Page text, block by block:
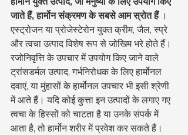
जाते हैं, हार्मोन संक्रमण के सबसे आम स्रोत हैं ।
एस्ट्रोजन या प्रोजेस्टेरोन युक्त क्रीम, जैल, स्प्रे
और त्वचा उत्पाद विशेष रूप से जोखिम भरे होते हैं।
रजोनिवृत्ति के उपचार में उपयोग किए जाने वाले
ट्रांसडर्मल उत्पाद, गर्भनिरोधक के लिए हार्मोनल
दवाएं, या मुंहासों के हार्मोनल उपचार भी इसी श्रेणी
में आते हैं। यदि कोई कुत्ता इन उत्पादों के लगाए गए
त्वचा के हिस्सों को चाटता है या उनके संपर्क में
आता है, तो हार्मोन शरीर में प्रवेश कर सकते हैं।